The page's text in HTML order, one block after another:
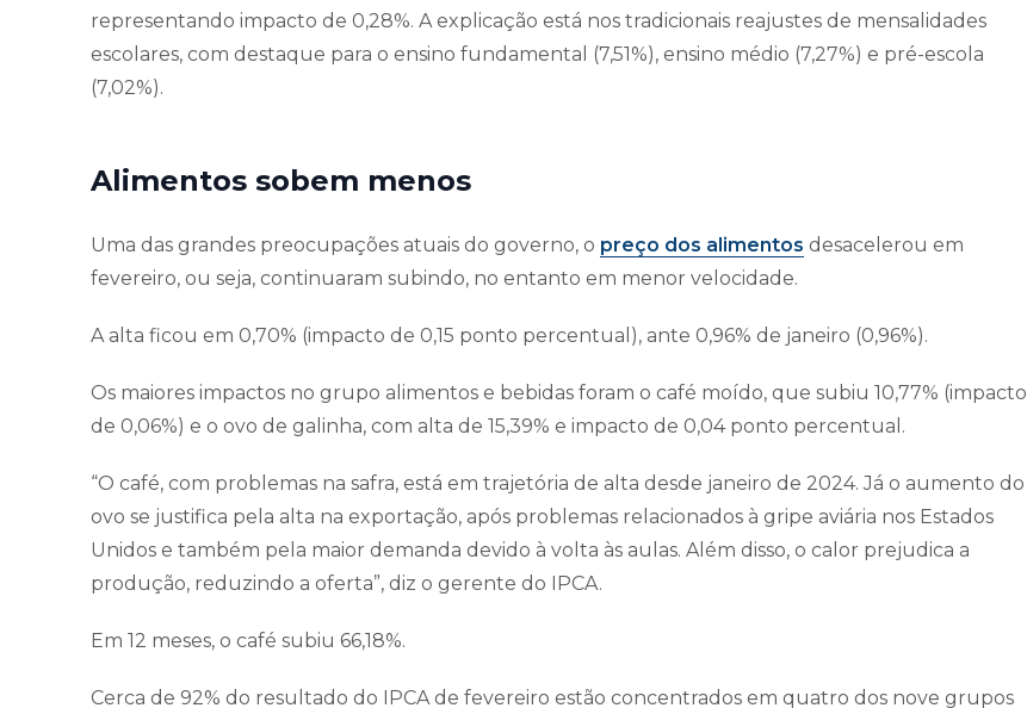
representando impacto de 0,28%. A explicação está nos tradicionais reajustes de mensalidades
escolares, com destaque para o ensino fundamental (7,51%), ensino médio (7,27%) e pré-escola
(7,02%).
Alimentos sobem menos
Uma das grandes preocupações atuais do governo, o preço dos alimentos desacelerou em
fevereiro, ou seja, continuaram subindo, no entanto em menor velocidade.
A alta ficou em 0,70% (impacto de 0,15 ponto percentual), ante 0,96% de janeiro (0,96%).
Os maiores impactos no grupo alimentos e bebidas foram o café moído, que subiu 10,77% (impacto
de 0,06%) e o ovo de galinha, com alta de 15,39% e impacto de 0,04 ponto percentual.
“O café, com problemas na safra, está em trajetória de alta desde janeiro de 2024. Já o aumento do
ovo se justifica pela alta na exportação, após problemas relacionados à gripe aviária nos Estados
Unidos e também pela maior demanda devido à volta às aulas. Além disso, o calor prejudica a
produção, reduzindo a oferta”, diz o gerente do IPCA.
Em 12 meses, o café subiu 66,18%.
Cerca de 92% do resultado do IPCA de fevereiro estão concentrados em quatro dos nove grupos